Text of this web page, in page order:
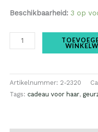
Beschikbaarheid: 3 op
aantal
Artikelnummer: 2-2320
Tags: cadeau voor haar,